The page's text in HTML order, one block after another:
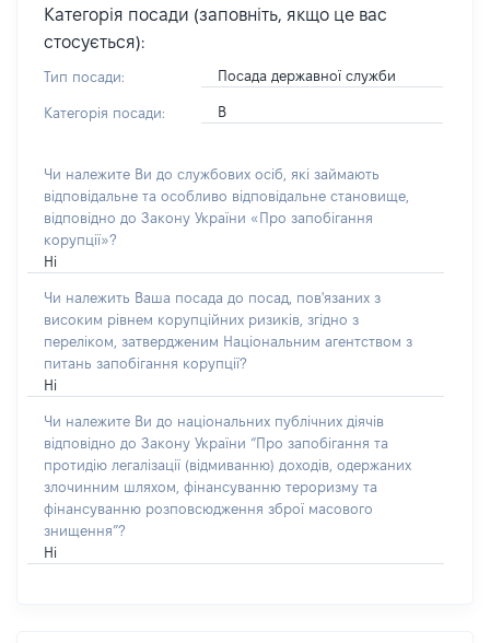
Категорія посади (заповніть, якщо це вас
стосується):
Тип посади: Посада державної служби
Категорія посади: В
Чи належите Ви до службових осіб, які займають
відповідальне та особливо відповідальне становище,
відповідно до Закону України «Про запобігання
корупції»?
Ні
Чи належить Ваша посада до посад, пов'язаних з
високим рівнем корупційних ризиків, згідно з
переліком, затвердженим Національним агентством з
питань запобігання корупції?
Ні
Чи належите Ви до національних публічних діячів
відповідно до Закону України “Про запобігання та
протидію легалізації (відмиванню) доходів, одержаних
злочинним шляхом, фінансуванню тероризму та
фінансуванню розповсюдження зброї масового
знищення”?
Ні